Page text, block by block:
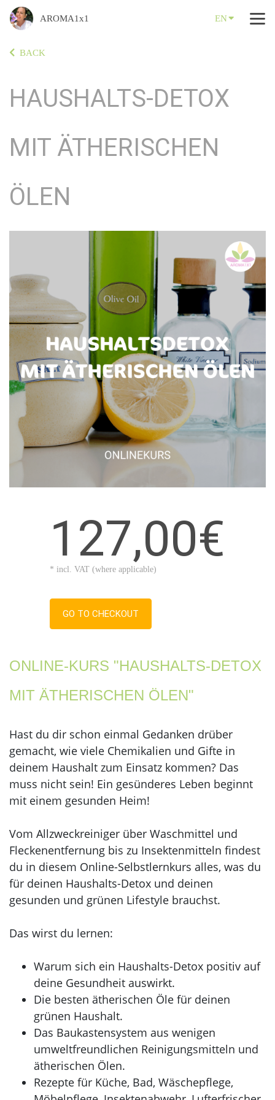
AROMA1x1 EN
BACK
HAUSHALTS-DETOX
MIT ÄTHERISCHEN
ÖLEN
127,00€
* incl. VAT (where applicable)
GO TO CHECKOUT
ONLINE-KURS "HAUSHALTS-DETOX
MIT ÄTHERISCHEN ÖLEN"
Hast du dir schon einmal Gedanken drüber
gemacht, wie viele Chemikalien und Gifte in
deinem Haushalt zum Einsatz kommen? Das
muss nicht sein! Ein gesünderes Leben beginnt
mit einem gesunden Heim!
Vom Allzweckreiniger über Waschmittel und
Fleckenentfernung bis zu Insektenmitteln findest
du in diesem Online-Selbstlernkurs alles, was du
für deinen Haushalts-Detox und deinen
gesunden und grünen Lifestyle brauchst.
Das wirst du lernen:
Warum sich ein Haushalts-Detox positiv auf
deine Gesundheit auswirkt.
Die besten ätherischen Öle für deinen
grünen Haushalt.
Das Baukastensystem aus wenigen
umweltfreundlichen Reinigungsmitteln und
ätherischen Ölen.
Rezepte für Küche, Bad, Wäschepflege,